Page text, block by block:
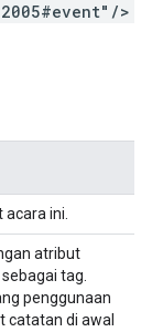
>
ini.
atribut
tag.
penggunaan
catatan di awal